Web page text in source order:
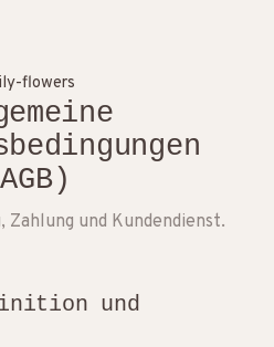
Beileid
flowers
und Kundendienst.
und